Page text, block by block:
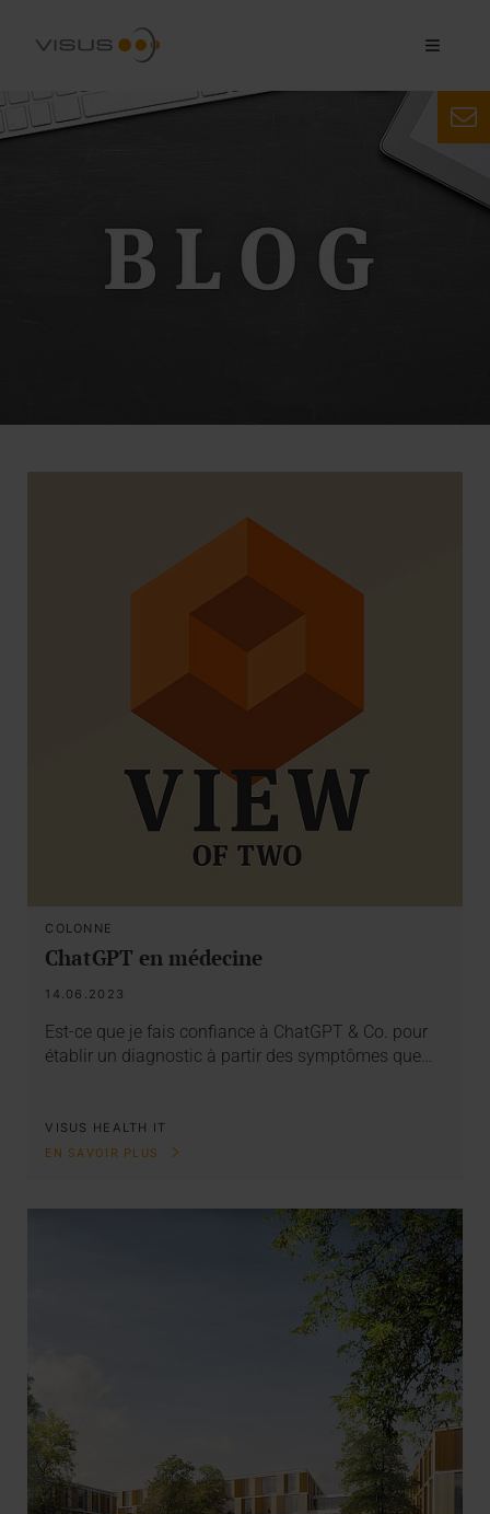
COLONNE
ChatGPT en médecine
14.06.2023
Est-ce que je fais confiance à ChatGPT & Co. pour
établir un diagnostic à partir des symptômes que…
VISUS HEALTH IT
EN SAVOIR PLUS